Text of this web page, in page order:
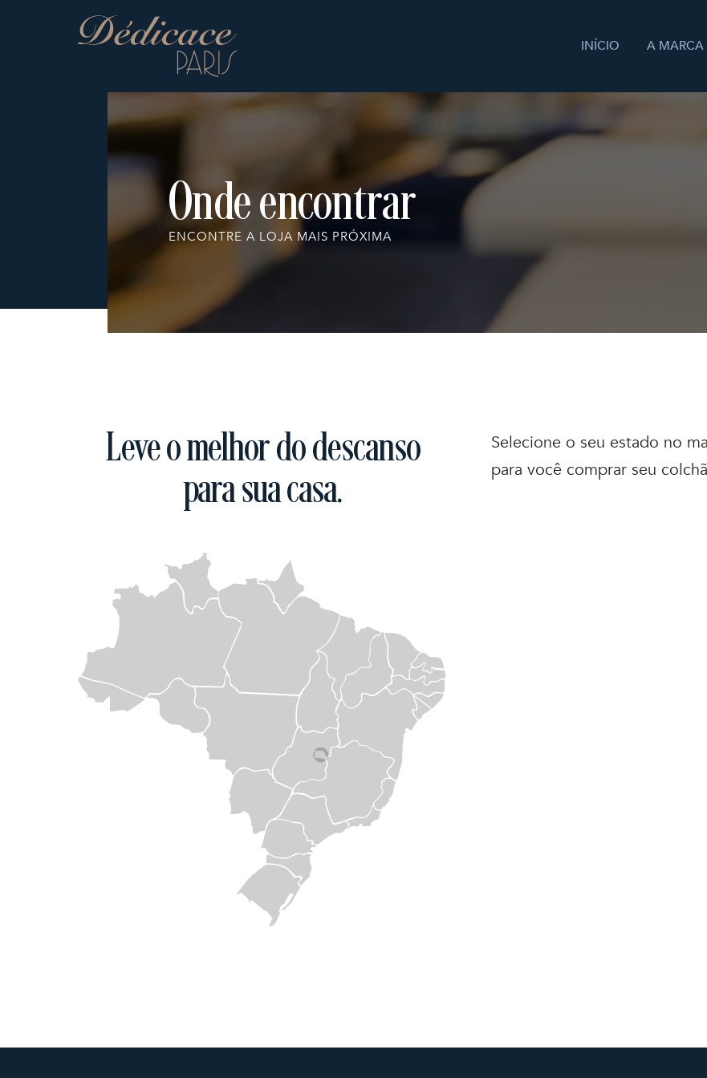
INÍCIO A MARCA
Onde encontrar
ENCONTRE A LOJA MAIS PRÓXIMA
Leve o melhor do descanso
para sua casa.
Selecione o seu estado no
para você comprar seu